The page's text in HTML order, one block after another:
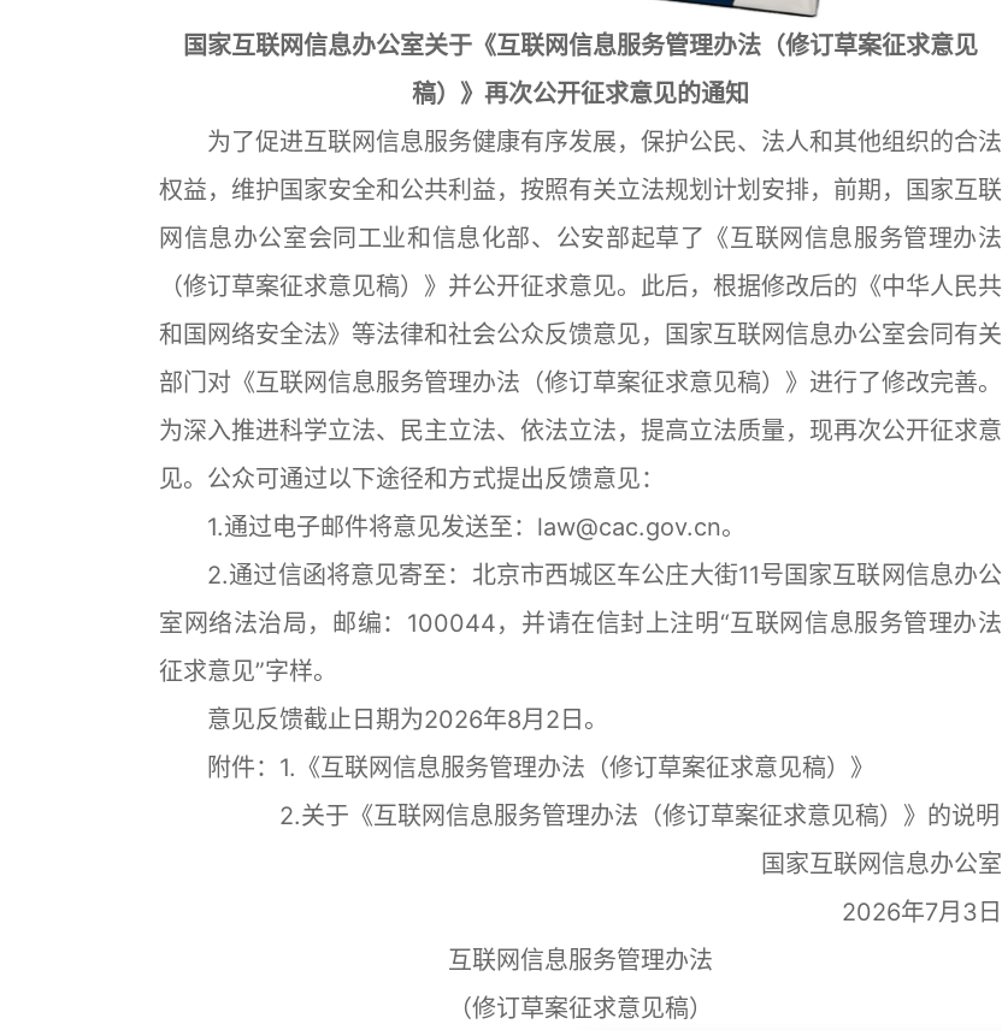
国家互联网信息办公室关于《互联网信息服务管理办法（修订草案征求意见
稿）》再次公开征求意见的通知
为了促进互联网信息服务健康有序发展，保护公民、法人和其他组织的合法
权益，维护国家安全和公共利益，按照有关立法规划计划安排，前期，国家互联
网信息办公室会同工业和信息化部、公安部起草了《互联网信息服务管理办法
（修订草案征求意见稿）》并公开征求意见。此后，根据修改后的《中华人民共
和国网络安全法》等法律和社会公众反馈意见，国家互联网信息办公室会同有关
部门对《互联网信息服务管理办法（修订草案征求意见稿）》进行了修改完善。
为深入推进科学立法、民主立法、依法立法，提高立法质量，现再次公开征求意
见。公众可通过以下途径和方式提出反馈意见：
1.通过电子邮件将意见发送至：law@cac.gov.cn。
2.通过信函将意见寄至：北京市西城区车公庄大街11号国家互联网信息办公
室网络法治局，邮编：100044，并请在信封上注明“互联网信息服务管理办法
征求意见”字样。
意见反馈截止日期为2026年8月2日。
附件：1.《互联网信息服务管理办法（修订草案征求意见稿）》
2.关于《互联网信息服务管理办法（修订草案征求意见稿）》的说明
国家互联网信息办公室
2026年7月3日
互联网信息服务管理办法
（修订草案征求意见稿）